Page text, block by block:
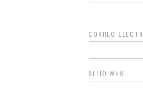
CORREO
SITIO WEB